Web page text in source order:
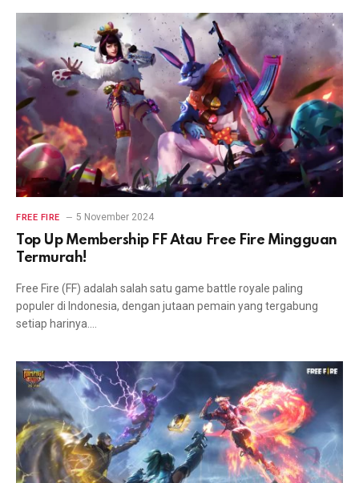
FREE FIRE 5 November 2024
Top Up Membership FF Atau Free Fire Mingguan
Termurah!
Free Fire (FF) adalah salah satu game battle royale paling
populer di Indonesia, dengan jutaan pemain yang tergabung
setiap harinya.…